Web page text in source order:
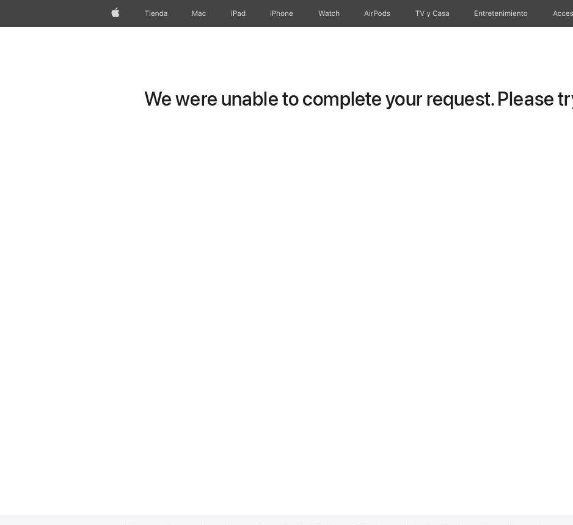
AppleTienda Mac iPad iPhone Watch AirPods TV & Casa Entretenimiento
We were unable to complete your request. Please